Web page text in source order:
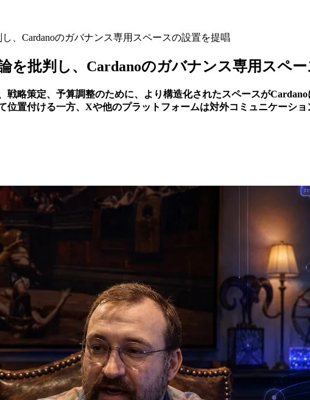
、Cardanoのガバナンス専用スペースの設置を提唱
を批判し、Cardanoのガバナンス専用スペ
戦略策定、予算調整のために、より構造化されたスペースが
位置付ける一方、Xや他のプラットフォームは対外コミュニケーショ